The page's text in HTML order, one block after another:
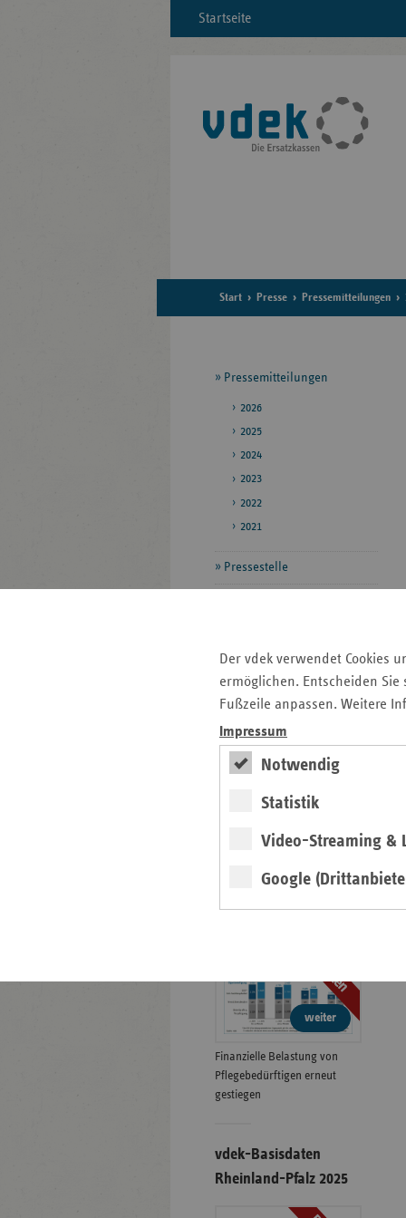
Der vdek verwendet Cookies
ermöglichen. Entscheiden
Fußzeile anpassen. Weitere
Impressum
Notwendig
Statistik
Video-Streaming &
Google
Startseite
Start Presse Pressemitteilungen
Seitennavigation
Pressemitteilungen
2026
2025
2024
2023
2022
2021
Pressestelle
Seitenleiste
mit
weiteren
Informationen
Auf einen Blick
Fokus-Themen
Pressemitteilungen
Veranstaltungen
Mitgliedskassen
Eigenanteile in der
stationären Pflege
Grafiken
weiter
Finanzielle Belastung von
Pflegebedürftigen erneut
gestiegen
vdek-Basisdaten
Rheinland-Pfalz 2025